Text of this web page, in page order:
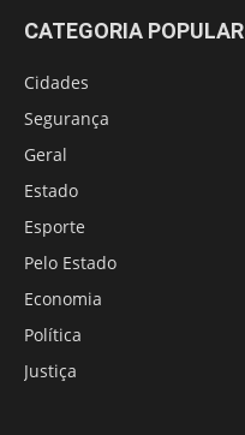
CATEGORIA POPULAR
Cidades
Segurança
Geral
Estado
Esporte
Pelo Estado
Economia
Política
Justiça